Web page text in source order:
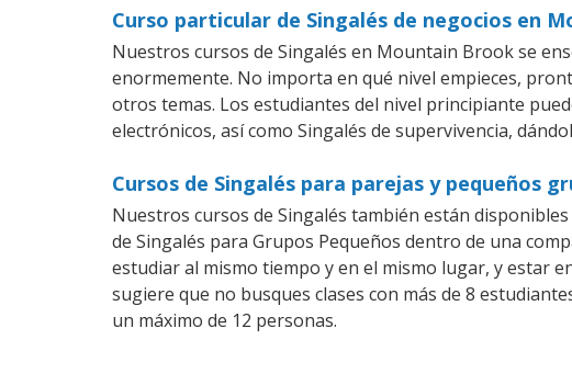
Curso particular de Singalés de negocios en
Nuestros cursos de Singalés en Mountain Brook se
enormemente. No importa en qué nivel empieces,
otros temas. Los estudiantes del nivel principiante
electrónicos, así como Singalés de supervivencia,
Cursos de Singalés para parejas y pequeños
Nuestros cursos de Singalés también están
de Singalés para Grupos Pequeños dentro de una
estudiar al mismo tiempo y en el mismo lugar, y estar
sugiere que no busques clases con más de 8
un máximo de 12 personas.